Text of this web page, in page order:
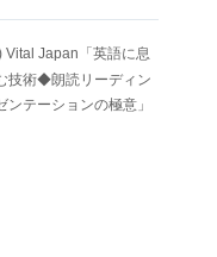
Vital Japan「英語に息
技術◆朗読リーディン
ンテーションの極意」